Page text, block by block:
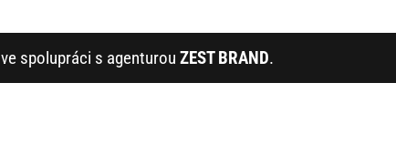
ve spolupráci s agenturou ZEST BRAND.